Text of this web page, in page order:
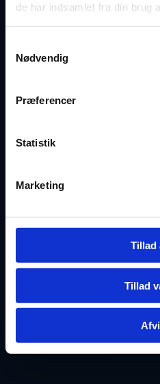
de har indsamlet fra din brug
Nødvendig
Præferencer
Statistik
Marketing
Tillad
Tillad
Kettrupvej 121, Ingstrup
CVR 61971114
Telefon: 9888 3443